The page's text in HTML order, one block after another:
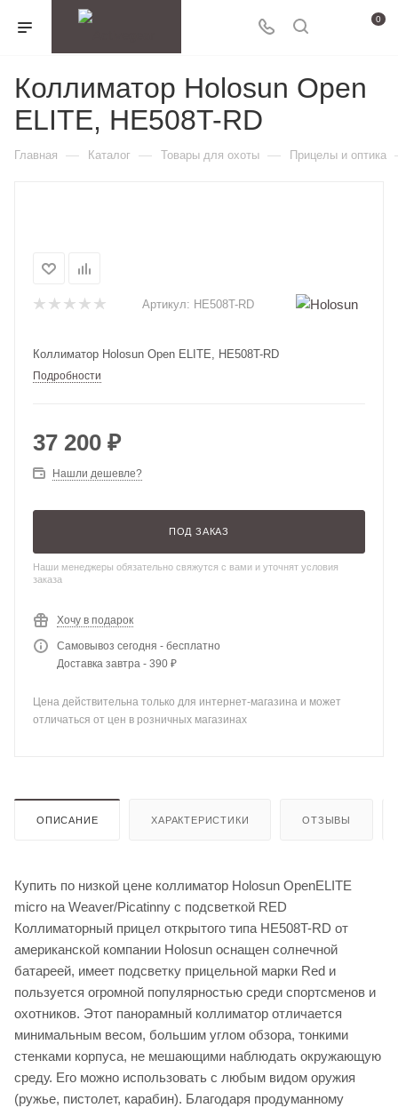
0
Коллиматор Holosun Open
ELITE, HE508T-RD
Главная — Каталог — Товары для охоты — Прицелы и оптика
Артикул: HE508T-RD
Коллиматор Holosun Open ELITE, HE508T-RD
Подробности
37 200 ₽
Нашли дешевле?
ПОД ЗАКАЗ
Наши менеджеры обязательно свяжутся с вами и уточнят условия
заказа
Хочу в подарок
Самовывоз сегодня - бесплатно
Доставка завтра - 390 ₽
Цена действительна только для интернет-магазина и может
отличаться от цен в розничных магазинах
ОПИСАНИЕ ХАРАКТЕРИСТИКИ ОТЗЫВЫ
Купить по низкой цене коллиматор Holosun OpenELITE
micro на Weaver/Picatinny с подсветкой RED
Коллиматорный прицел открытого типа HE508T-RD от
американской компании Holosun оснащен солнечной
батареей, имеет подсветку прицельной марки Red и
пользуется огромной популярностью среди спортсменов и
охотников. Этот панорамный коллиматор отличается
минимальным весом, большим углом обзора, тонкими
стенками корпуса, не мешающими наблюдать окружающую
среду. Его можно использовать с любым видом оружия
(ружье, пистолет, карабин). Благодаря продуманному